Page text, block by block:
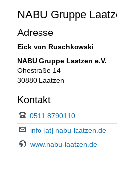
NABU Gruppe
Adresse
Eick von Ruschkowski
NABU Gruppe Laatzen e.V.
Ohestraße 14
30880 Laatzen
Kontakt
0511 8790110
info [at] nabu-laatzen.de
www.nabu-laatzen.de